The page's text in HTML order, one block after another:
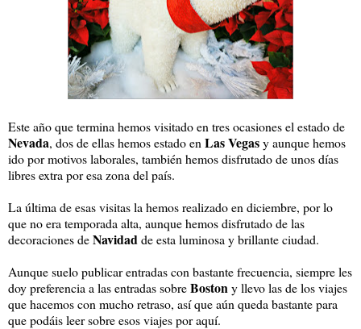
Este año que termina hemos visitado en tres ocasiones el estado de
Nevada, dos de ellas hemos estado en Las Vegasy aunque hemos
ido por motivos laborales, también hemos disfrutado de unos días
libres extra por esa zona del país.
La última de esas visitas la hemos realizado en diciembre, por lo
que no era temporada alta, aunque hemos disfrutado de las
decoraciones deNavidadde esta luminosa y brillante ciudad.
Aunque suelo publicar entradas con bastante frecuencia, siempre les
doy preferencia a las entradas sobreBostony llevo las de los viajes
que hacemos con mucho retraso, así que aún queda bastante para
que podáis leer sobre esos viajes por aquí.